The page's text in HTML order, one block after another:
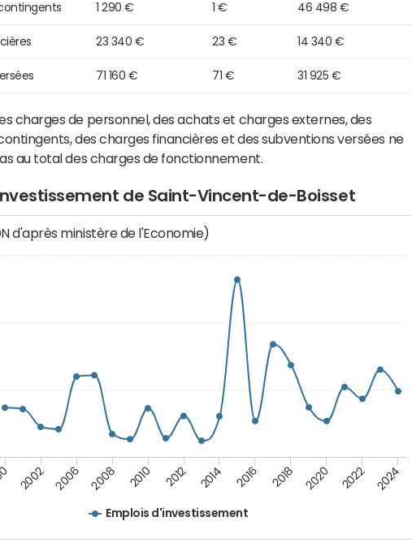
1 290 € 1 € 46 498 €
23 340 € 23 € 14 340 €
71 160 € 71 € 31 925 €
charges de personnel, des achats et charges externes, des
des charges financières et des subventions versées ne
au total des charges de fonctionnement.
de Saint-Vincent-de-Boisset
d'après ministère de l'Economie)
Emplois d'investissement
2002 2006 2008 2010 2012 2014 2016 2018 2020 2022 2024